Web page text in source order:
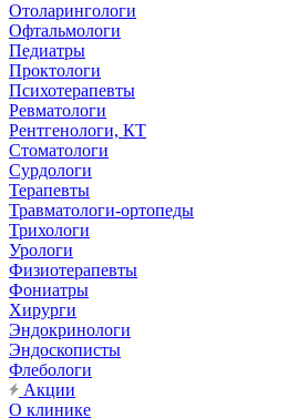
Отоларингологи
Офтальмологи
Педиатры
Проктологи
Психотерапевты
Ревматологи
Рентгенологи, КТ
Стоматологи
Сурдологи
Терапевты
Травматологи-ортопеды
Трихологи
Урологи
Физиотерапевты
Фониатры
Хирурги
Эндокринологи
Эндоскописты
Флебологи
Акции
О клинике